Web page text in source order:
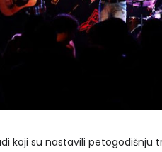
koji su nastavili petogodišnju